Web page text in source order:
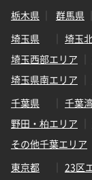
栃木県
群馬県
埼玉県
埼玉
埼玉西部エリア
埼玉県南エリア
千葉県
千葉
野田・柏エリア
その他千葉エリア
東京都
23区